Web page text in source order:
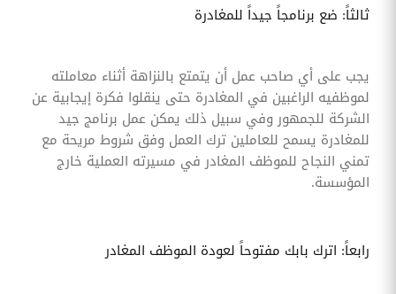
ثالثاً: ضع برنامجاً جيداً للمغادرة
يجب على أي صاحب عمل أن يتمتع بالنزاهة أثناء معاملته
لموظفيه الراغبين في المغادرة حتى ينقلوا فكرة إيجابية عن
الشركة للجمهور وفي سبيل ذلك يمكن عمل برنامج جيد
للمغادرة يسمح للعاملين ترك العمل وفق شروط مريحة مع
تمني النجاح للموظف المغادر في مسيرته العملية خارج
المؤسسة.
رابعاً: اترك بابك مفتوحاً لعودة الموظف المغادر